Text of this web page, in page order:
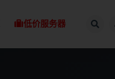
低价服务器